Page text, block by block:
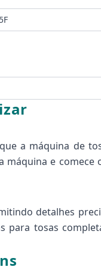
a máquina de
e
detalhes
para tosas